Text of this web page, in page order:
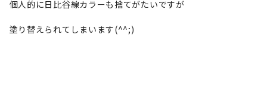
個人的に日比谷線カラーも捨てがたいですが
塗り替えられてしまいます(^^;)